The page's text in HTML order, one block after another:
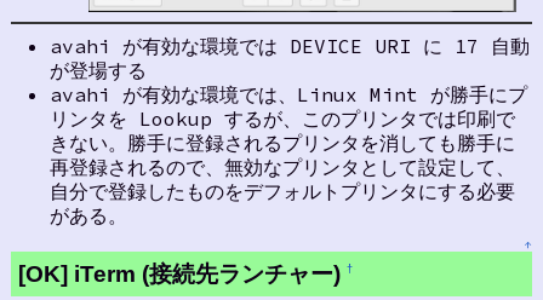
avahi が有効な環境では DEVICE URI に 17 自動
が登場する
avahi が有効な環境では、Linux Mint が勝手にプ
リンタを Lookup するが、このプリンタでは印刷で
きない。勝手に登録されるプリンタを消しても勝手に
再登録されるので、無効なプリンタとして設定して、
自分で登録したものをデフォルトプリンタにする必要
がある。
↑
[OK] iTerm (接続先ランチャー) †